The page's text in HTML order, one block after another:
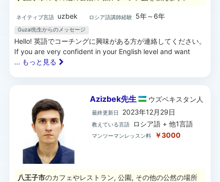
ネイティブ言語 uzbek ロシア語講師経験 5年～6年
Guzal先生からのメッセージ
Hello! 英語でコーチングに興味がある方が連絡してください。
If you are very confident in your English level and want
... もっと見る
Azizbek先生 ウズベキスタン 人
最終更新日 2023年12月29日
教えている言語 ロシア語 + 他1言語
マンツーマンレッスン料 ￥3000
八王子市のカフェやレストラン, 公園, その他の公然の場所